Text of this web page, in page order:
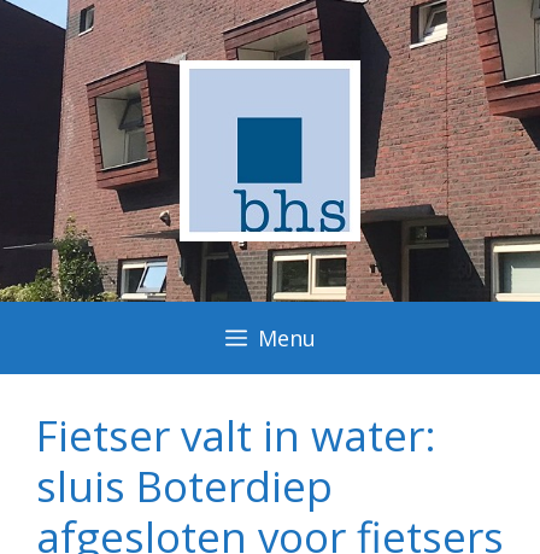
Ga
inhoud
Menu
Fietser valt in water:
sluis Boterdiep
afgesloten voor fietsers